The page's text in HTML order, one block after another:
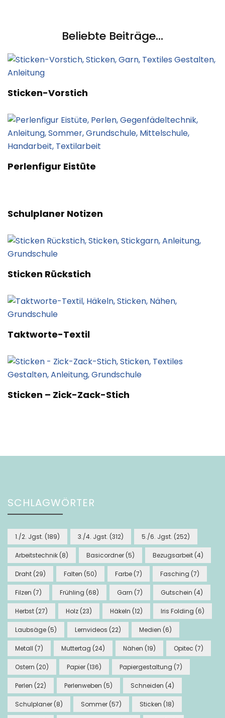
Beliebte Beiträge...
Sticken-Vorstich
Perlenfigur Eistüte
Schulplaner Notizen
Sticken Rückstich
Taktworte-Textil
Sticken – Zick-Zack-Stich
SCHLAGWÖRTER
1./2. Jgst. (189) 3./4. Jgst. (312) 5./6. Jgst. (252)
Arbeitstechnik (8) Basicordner (5) Bezugsarbeit (4)
Draht (29) Falten (50) Farbe (7) Fasching (7)
Filzen (7) Frühling (68) Garn (7) Gutschein (4)
Herbst (27) Holz (23) Häkeln (12) Iris Folding (6)
Laubsäge (5) Lernvideos (22) Medien (6)
Metall (7) Muttertag (24) Nähen (19) Opitec (7)
Ostern (20) Papier (136) Papiergestaltung (7)
Perlen (22) Perlenweben (5) Schneiden (4)
Schulplaner (8) Sommer (57) Sticken (18)